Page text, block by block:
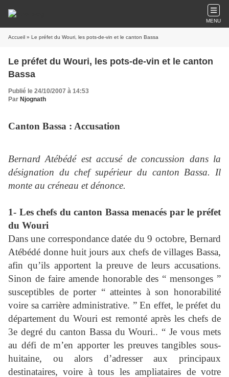
MENU
Accueil » Le préfet du Wouri, les pots-de-vin et le canton Bassa
Le préfet du Wouri, les pots-de-vin et le canton
Bassa
Publié le 24/10/2007 à 14:53
Par Njognath
Canton Bassa : Accusation
Bernard Atébédé est accusé de concussion dans la
désignation du chef supérieur du canton Bassa. Il
monte au créneau et dénonce.
1- Les chefs du canton Bassa menacés par le préfet
du Wouri
Dans une correspondance datée du 9 octobre, Bernard
Atébédé donne huit jours aux chefs de villages Bassa,
afin qu’ils apportent la preuve de leurs accusations.
Sinon de faire amende honorable des “ mensonges ”
susceptibles de porter “ atteintes à son honorabilité
voire sa carrière administrative. ” En effet, le préfet du
département du Wouri est remonté après les chefs de
3e degré du canton Bassa du Wouri.. “ Je vous mets
au défi de m’en apporter les preuves tangibles sous-
huitaine, ou alors d’adresser aux principaux
destinataires, voire à tous les ampliataires de votre